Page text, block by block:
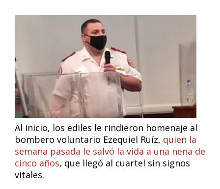
Al inicio, los ediles le rindieron homenaje al
bombero voluntario Ezequiel Ruíz, quien la
semana pasada le salvó la vida a una nena de
cinco años, que llegó al cuartel sin signos
vitales.